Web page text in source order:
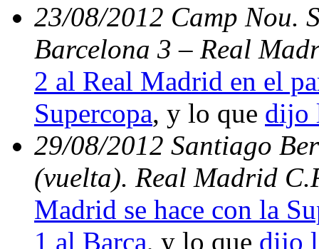
23/08/2012 Camp Nou.
Barcelona 3 – Real
2 al Real Madrid en el
Supercopa, y lo que dijo
29/08/2012 Santiago
(vuelta). Real Madrid
Madrid se hace con la
1 al Barça, y lo que dijo